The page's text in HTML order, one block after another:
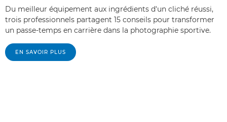
Du meilleur équipement aux ingrédients d'un cliché réussi,
trois professionnels partagent 15 conseils pour transformer
un passe-temps en carrière dans la photographie sportive.
EN SAVOIR PLUS